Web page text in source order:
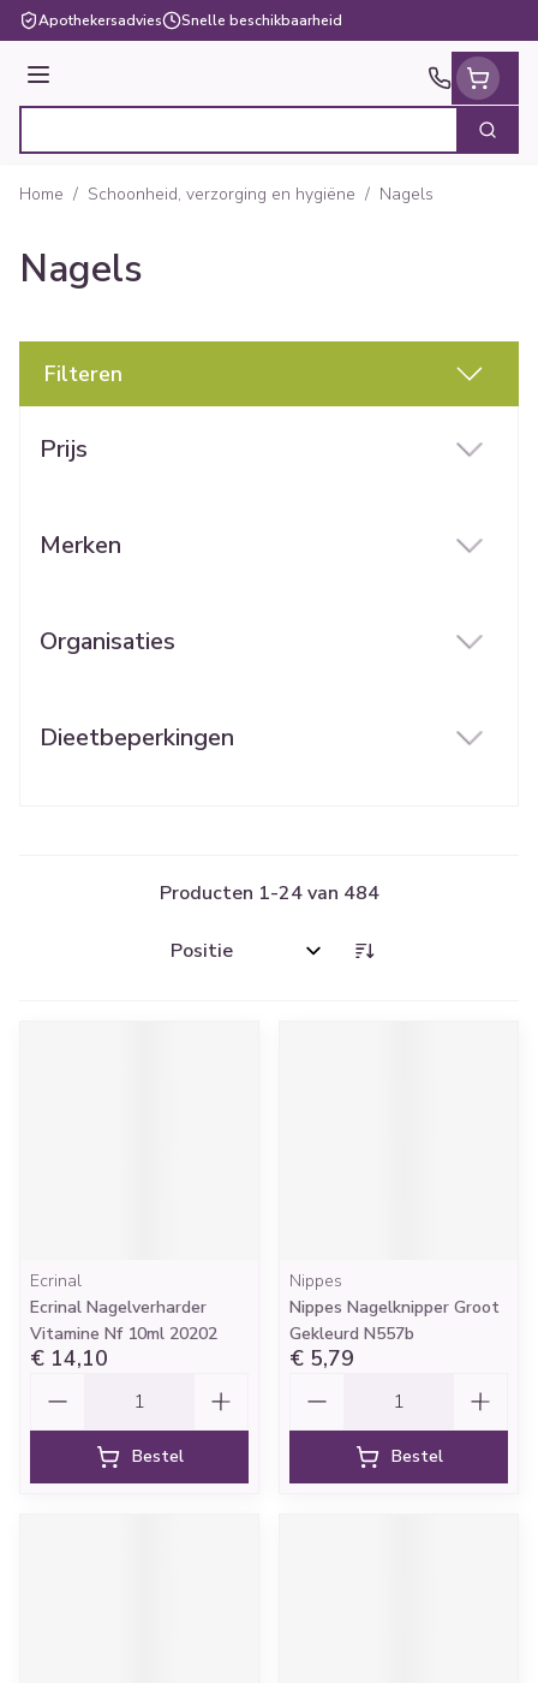
Ga naar de inhoud
Apothekersadvies Snelle beschikbaarheid
Menu
Zoek
Home / Schoonheid, verzorging en hygiëne / Nagels
Nagels
Filteren
Prijs
Merken
Organisaties
Dieetbeperkingen
Producten 1-24van 484
Sorteer op:
Ecrinal
Ecrinal Nagelverharder
Vitamine Nf 10ml 20202
€ 14,10
Bestel
Nippes
Nippes Nagelknipper Groot
Gekleurd N557b
€ 5,79
Bestel